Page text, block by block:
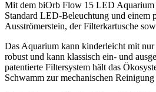
Mit dem biOrb Flow 15 LED Aquarium
Standard LED-Beleuchtung und einem
Ausströmerstein, der Filterkartusche
Das Aquarium kann kinderleicht mit
robust und kann klassisch ein- und
patentierte Filtersystem hält das
Schwamm zur mechanischen